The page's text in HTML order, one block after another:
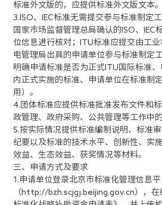
标准外文版的，应提供标准外文版文本。
3.ISO、IEC标准无需提交参与标准制定
国家市场监督管理总局确认的ISO、IEC
位信息进行核对；ITU标准应提交由工
电管理局出具的申请单位参与标准制定
明确申请标准是否为正式ITU国际标准
内正式实施的标准、申请单位在标准制
用）。
4.团体标准应提供标准批准发布文件和
政管理、政府采购、公共管理等工作中
5.按实际情况提供标准编制说明、标准
纪要以及标准的技术水平、创新性、实
效益、生态效益、获奖情况等材料。
三、申请方式及要求
1.申请单位登录北京市标准化管理信息平
（http://bzh.scjgj.beijing.gov.cn），在